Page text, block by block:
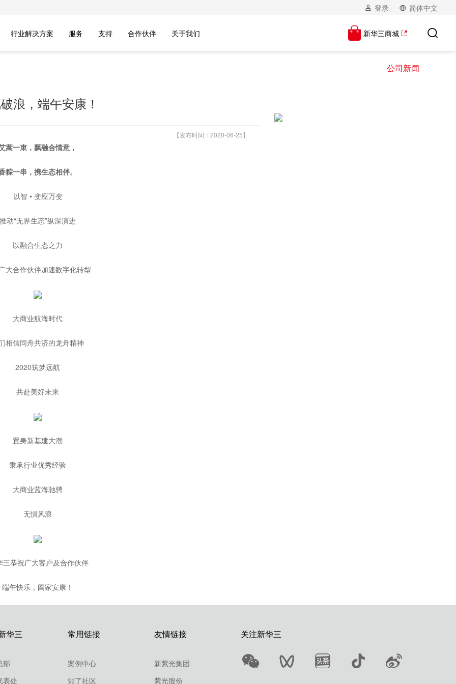
登录 简体中文
行业解决方案 服务 支持 合作伙伴 关于我们 新华三商城
公司新闻
浪，端午安康！
【发布时间：2020-06-25】
蒿一束，飘融合情意，
粽一串，携生态相伴。
以智 • 变应万变
推动“无界生态”纵深演进
以融合生态之力
大合作伙伴加速数字化转型
大商业航海时代
相信同舟共济的龙舟精神
2020筑梦远航
共赴美好未来
置身新基建大潮
秉承行业优秀经验
大商业蓝海驰骋
无惧风浪
恭祝广大客户及合作伙伴
端午快乐，阖家安康！
华三
部
表处
常用链接
案例中心
知了社区
友情链接
新紫光集团
紫光股份
关注新华三